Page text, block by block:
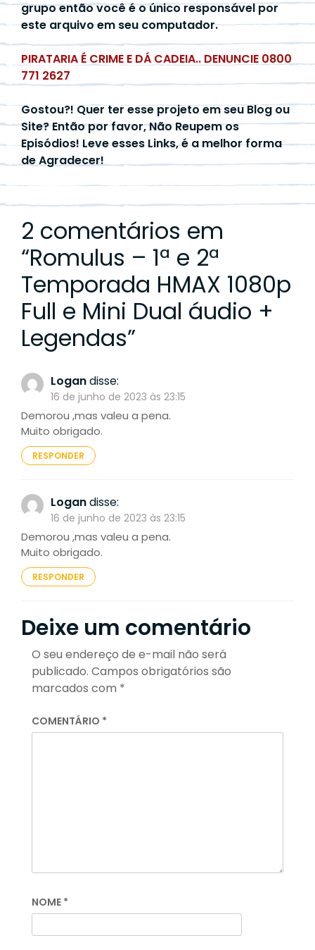
grupo então você é o único responsável por
este arquivo em seu computador.
PIRATARIA É CRIME E DÁ CADEIA.. DENUNCIE 0800
771 2627
Gostou?! Quer ter esse projeto em seu Blog ou
Site? Então por favor, Não Reupem os
Episódios! Leve esses Links, é a melhor forma
de Agradecer!
2 comentários em
“Romulus – 1ª e 2ª
Temporada HMAX 1080p
Full e Mini Dual áudio +
Legendas”
Logandisse:
16 de junho de 2023 às 23:15
Demorou ,mas valeu a pena.
Muito obrigado.
RESPONDER
Logandisse:
16 de junho de 2023 às 23:15
Demorou ,mas valeu a pena.
Muito obrigado.
RESPONDER
Deixe um comentário
O seu endereço de e-mail não será
publicado. Campos obrigatórios são
marcados com *
COMENTÁRIO *
NOME *